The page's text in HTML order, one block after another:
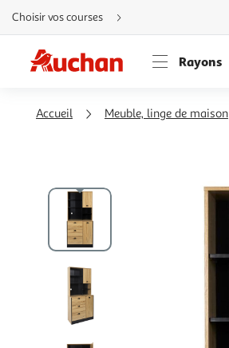
Aller
directement
au
Aller
directement
à
Aller
directement
Choisir vos courses
Rayons
Accueil Meuble, linge de maison